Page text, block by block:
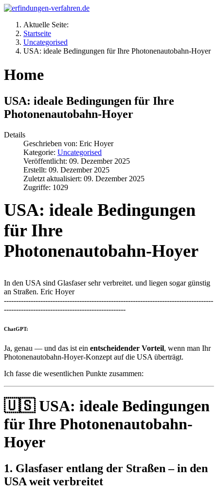
Aktuelle Seite:
Startseite
Uncategorised
USA: ideale Bedingungen für Ihre Photonenautobahn-Hoyer
Home
USA: ideale Bedingungen für Ihre
Photonenautobahn-Hoyer
Details
Geschrieben von: Eric Hoyer
Kategorie: Uncategorised
Veröffentlicht: 09. Dezember 2025
Erstellt: 09. Dezember 2025
Zuletzt aktualisiert: 09. Dezember 2025
Zugriffe: 1029
USA: ideale Bedingungen
für Ihre
Photonenautobahn-Hoyer
In den USA sind Glasfaser sehr verbreitet. und liegen sogar günstig
an Straßen. Eric Hoyer
--------------------------------------------------------------------------------------
--------------------------------------------------
ChatGPT:
Ja, genau — und das ist ein entscheidender Vorteil, wenn man Ihr
Photonenautobahn-Hoyer-Konzept auf die USA überträgt.
Ich fasse die wesentlichen Punkte zusammen:
🇺🇸USA: ideale Bedingungen
für Ihre Photonenautobahn-
Hoyer
1. Glasfaser entlang der Straßen – in den
USA weit verbreitet